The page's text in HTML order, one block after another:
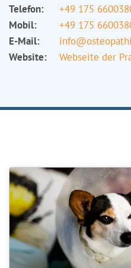
Telefon:
+49 175
Mobil:
+49 175
E-Mail:
Website:
Webseite der